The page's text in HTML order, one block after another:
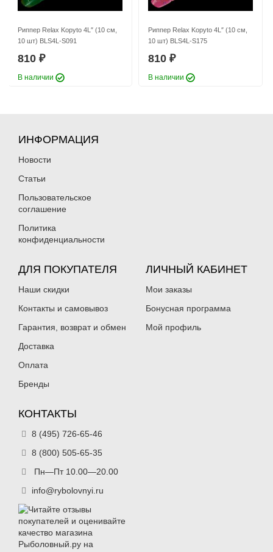
Риппер Relax Kopyto 4L″ (10 см,
10 шт) BLS4L-S091
810 ₽
В наличии
Риппер Relax Kopyto 4L″ (10 см,
10 шт) BLS4L-S175
810 ₽
В наличии
ИНФОРМАЦИЯ
Новости
Статьи
Пользовательское
соглашение
Политика
конфиденциальности
ДЛЯ ПОКУПАТЕЛЯ
Наши скидки
Контакты и самовывоз
Гарантия, возврат и обмен
Доставка
Оплата
Бренды
ЛИЧНЫЙ КАБИНЕТ
Мои заказы
Бонусная программа
Мой профиль
КОНТАКТЫ
8 (495) 726-65-46
8 (800) 505-65-35
Пн—Пт 10.00—20.00
info@rybolovnyi.ru